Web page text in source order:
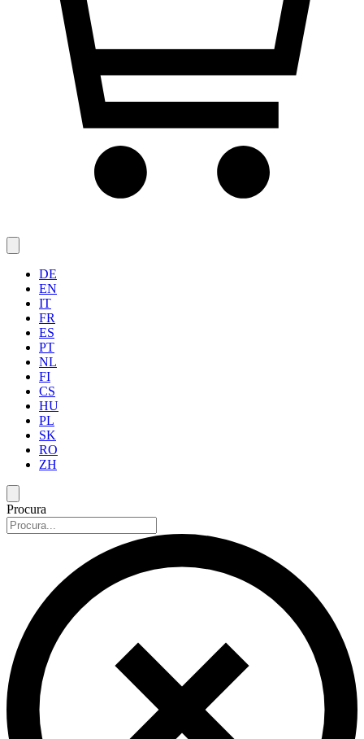
DE
EN
IT
FR
ES
PT
NL
FI
CS
HU
PL
SK
RO
ZH
Procura